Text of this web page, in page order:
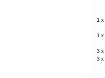
1 x
1 x
3 x
3 x